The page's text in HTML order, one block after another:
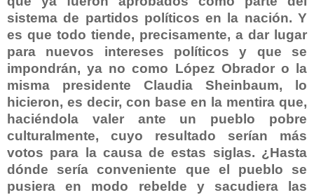
sistema de partidos políticos en la nación. Y
es que todo tiende, precisamente, a dar lugar
para nuevos intereses políticos y que se
impondrán, ya no como López Obrador o la
misma presidente Claudia Sheinbaum, lo
hicieron, es decir, con base en la mentira que,
haciéndola valer ante un pueblo pobre
culturalmente, cuyo resultado serían más
votos para la causa de estas siglas. ¿Hasta
dónde sería conveniente que el pueblo se
pusiera en modo rebelde y sacudiera las